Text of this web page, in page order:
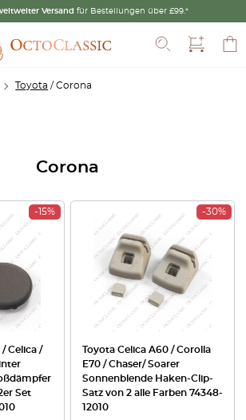
Versand für Bestellungen über £99.*Suche
Toyota / Corona
Corona
-15%
Celica /
Set
-30%
Toyota Celica A60 / Corolla
E70 / Chaser/ Soarer
Sonnenblende Haken-Clip-
Satz von 2 alle Farben 74348-
12010